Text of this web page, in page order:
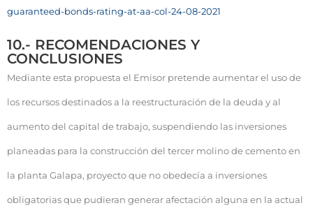
guaranteed-bonds-rating-at-aa-col-24-08-2021
10.- RECOMENDACIONES Y
CONCLUSIONES
Mediante esta propuesta el Emisor pretende aumentar el uso de
los recursos destinados a la reestructuración de la deuda y al
aumento del capital de trabajo, suspendiendo las inversiones
planeadas para la construcción del tercer molino de cemento en
la planta Galapa, proyecto que no obedecía a inversiones
obligatorias que pudieran generar afectación alguna en la actual